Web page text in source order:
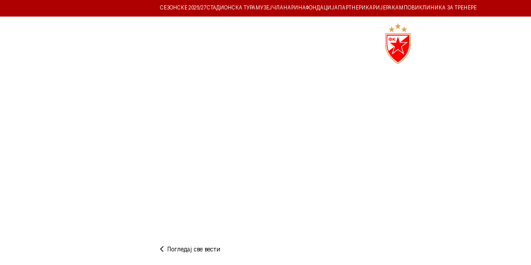
СЕЗОНСКЕ 2026/27СТАДИОНСКА ТУРА МУЗЕЈ ЧЛАНАРИНАФОНДАЦИЈА ПАРТНЕРИ КАРИЈЕРА КАМПОВИ КЛИНИКА ЗА ТРЕНЕРЕ
Погледај све вести